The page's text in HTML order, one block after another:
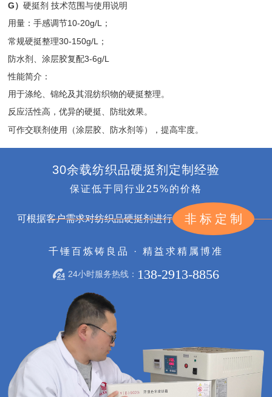
G）硬挺剂 技术范围与使用说明
用量：手感调节10-20g/L；
常规硬挺整理30-150g/L；
防水剂、涂层胶复配3-6g/L
性能简介：
用于涤纶、锦纶及其混纺织物的硬挺整理。
反应活性高，优异的硬挺、防纰效果。
可作交联剂使用（涂层胶、防水剂等），提高牢度。
30余载纺织品硬挺剂定制经验
保证低于同行业25%的价格
可根据客户需求对纺织品硬挺剂进行 非标定制
千锤百炼铸良品 · 精益求精属博准
24小时服务热线： 138-2913-8856